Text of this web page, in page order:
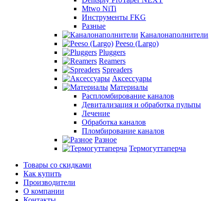
Mtwo NiTi
Инструменты FKG
Разные
Каналонаполнители
Peeso (Largo)
Pluggers
Reamers
Spreaders
Аксессуары
Материалы
Распломбирование каналов
Девитализация и обработка пульпы
Лечение
Обработка каналов
Пломбирование каналов
Разное
Термогуттаперча
Товары со скидками
Как купить
Производители
О компании